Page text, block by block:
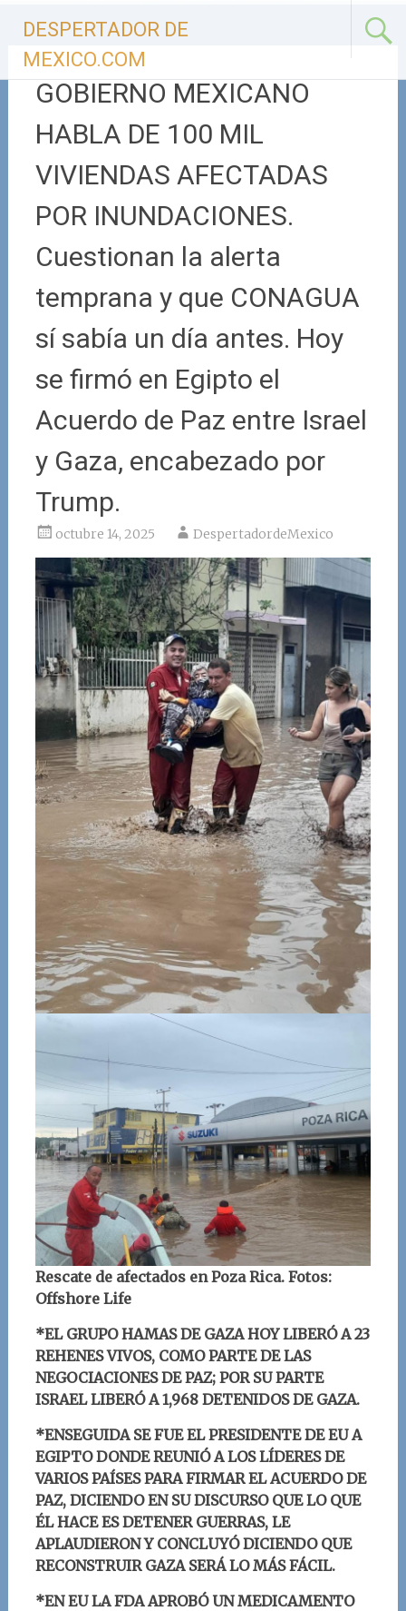
contenido
DESPERTADOR DE
MEXICO.COM
GOBIERNO MEXICANO
HABLA DE 100 MIL
VIVIENDAS AFECTADAS
POR INUNDACIONES.
Cuestionan la alerta
temprana y que CONAGUA
sí sabía un día antes. Hoy
se firmó en Egipto el
Acuerdo de Paz entre Israel
y Gaza, encabezado por
Trump.
octubre 14, 2025 DespertadordeMexico
Rescate de afectados en Poza Rica. Fotos:
Offshore Life
*EL GRUPO HAMAS DE GAZA HOY LIBERÓ A 23
REHENES VIVOS, COMO PARTE DE LAS
NEGOCIACIONES DE PAZ; POR SU PARTE
ISRAEL LIBERÓ A 1,968 DETENIDOS DE GAZA.
*ENSEGUIDA SE FUE EL PRESIDENTE DE EU A
EGIPTO DONDE REUNIÓ A LOS LÍDERES DE
VARIOS PAÍSES PARA FIRMAR EL ACUERDO DE
PAZ, DICIENDO EN SU DISCURSO QUE LO QUE
ÉL HACE ES DETENER GUERRAS, LE
APLAUDIERON Y CONCLUYÓ DICIENDO QUE
RECONSTRUIR GAZA SERÁ LO MÁS FÁCIL.
*EN EU LA FDA APROBÓ UN MEDICAMENTO